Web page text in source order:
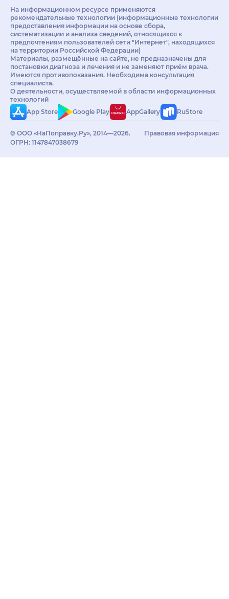
На информационном ресурсе применяются
рекомендательные технологии (информационные технологии
предоставления информации на основе сбора,
систематизации и анализа сведений, относящихся к
предпочтениям пользователей сети "Интернет", находящихся
на территории Российской Федерации)
Материалы, размещённые на сайте, не предназначены для
постановки диагноза и лечения и не заменяют приём врача.
Имеются противопоказания. Необходима консультация
специалиста.
О деятельности, осуществляемой в области информационных
технологий
App Store
Google Play AppGallery RuStore
© ООО «НаПоправку.Ру», 2014—2026.
ОГРН: 1147847038679
Правовая информация